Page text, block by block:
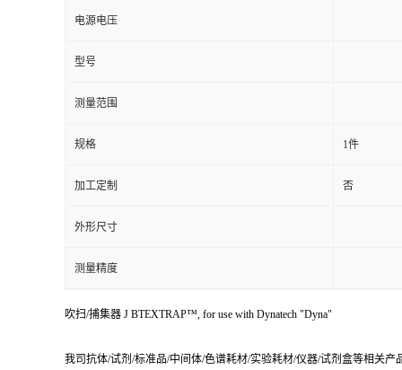
电源电压
型号
测量范围
规格 1件
加工定制 否
外形尺寸
测量精度
吹扫/捕集器 J BTEXTRAP™, for use with Dynatech "Dyna"
我司抗体/试剂/标准品/中间体/色谱耗材/实验耗材/仪器/试剂盒等相关产